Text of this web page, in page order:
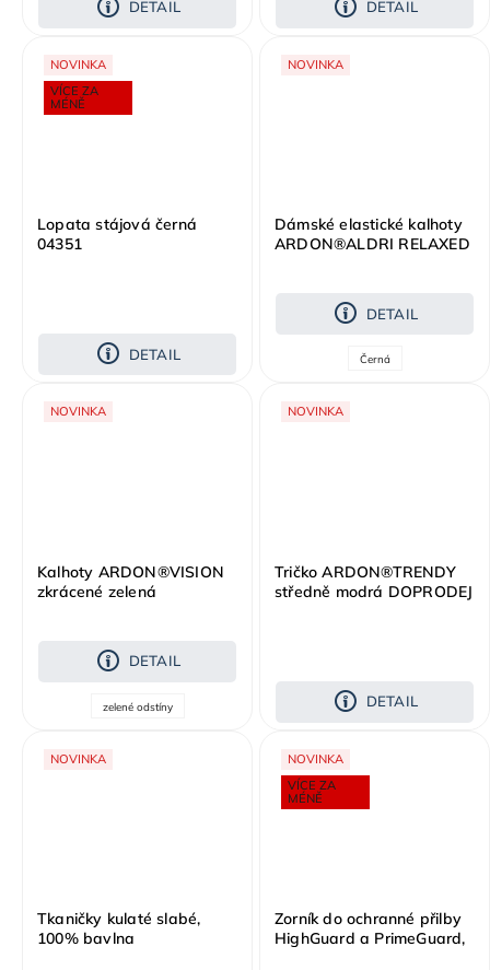
DETAIL DETAIL
NOVINKA
VÍCE ZA
MÉNĚ
Lopata stájová černá
04351
DETAIL
NOVINKA
Dámské elastické kalhoty
ARDON®ALDRI RELAXED
DETAIL
Černá
NOVINKA
Kalhoty ARDON®VISION
zkrácené zelená
DETAIL
zelené odstíny
NOVINKA
Tričko ARDON®TRENDY
středně modrá DOPRODEJ
DETAIL
NOVINKA
Tkaničky kulaté slabé,
100% bavlna
NOVINKA
VÍCE ZA
MÉNĚ
Zorník do ochranné přilby
HighGuard a PrimeGuard,